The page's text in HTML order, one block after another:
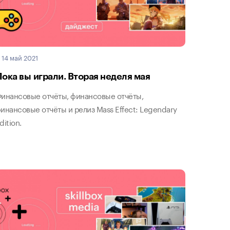
14 май 2021
вы играли. Вторая неделя мая
отчёты, финансовые отчёты,
отчёты и релиз Mass Effect: Legendary